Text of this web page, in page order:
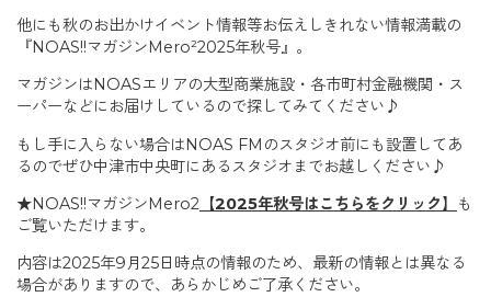
他にも秋のお出かけイベント情報等お伝えしきれない情報満載の
『NOAS!!マガジンMero²2025年秋号』。
マガジンはNOASエリアの大型商業施設・各市町村金融機関・ス
ーパーなどにお届けしているので探してみてください♪
もし手に入らない場合はNOAS FMのスタジオ前にも設置してあ
るのでぜひ中津市中央町にあるスタジオまでお越しください♪
★NOAS!!マガジンMero2 【2025年秋号はこちらをクリック】
も
ご覧いただけます。
内容は2025年9月25日時点の情報のため、最新の情報とは異なる
場合がありますので、あらかじめご了承ください。